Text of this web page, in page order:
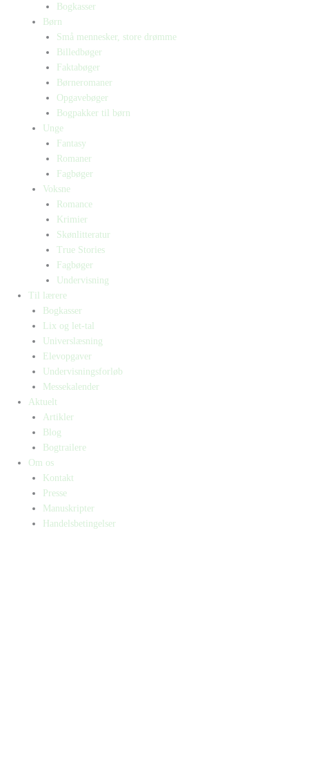
Bogkasser
Børn
Små mennesker, store drømme
Billedbøger
Faktabøger
Børneromaner
Opgavebøger
Bogpakker til børn
Unge
Fantasy
Romaner
Fagbøger
Voksne
Romance
Krimier
Skønlitteratur
True Stories
Fagbøger
Undervisning
Til lærere
Bogkasser
Lix og let-tal
Universlæsning
Elevopgaver
Undervisningsforløb
Messekalender
Aktuelt
Artikler
Blog
Bogtrailere
Om os
Kontakt
Presse
Manuskripter
Handelsbetingelser